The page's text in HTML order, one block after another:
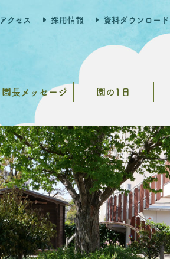
アクセス 採用情報 資料ダウンロード
園長メッセージ 園の1日